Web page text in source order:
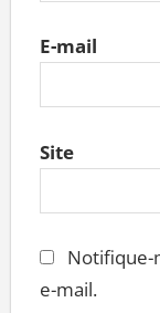
E-mail
Site
Notifique-
e-mail.